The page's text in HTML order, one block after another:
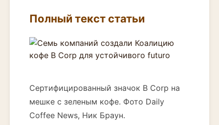
Полный текст статьи
Сертифицированный значок B Corp на
мешке с зеленым кофе. Фото Daily
Coffee News, Ник Браун.